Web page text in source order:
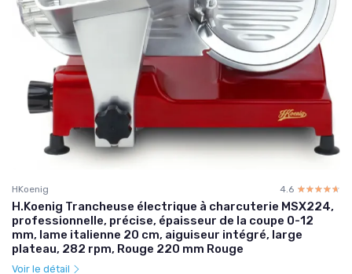
HKoenig 4.6 ☆☆☆☆☆
★★★★★
H.Koenig Trancheuse électrique à charcuterie MSX224,
professionnelle, précise, épaisseur de la coupe 0-12
mm, lame italienne 20 cm, aiguiseur intégré, large
plateau, 282 rpm, Rouge 220 mm Rouge
Voir le détail